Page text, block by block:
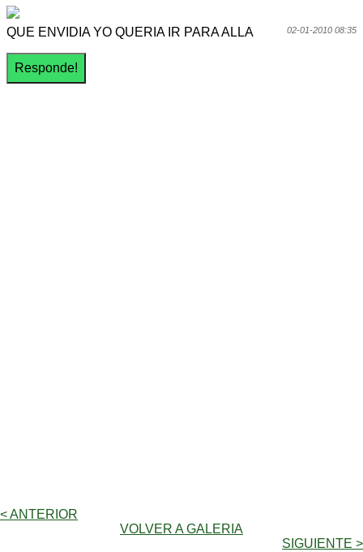
02-01-2010 08:35
QUE ENVIDIA YO QUERIA IR PARA ALLA
< ANTERIOR
VOLVER A GALERIA
SIGUIENTE >